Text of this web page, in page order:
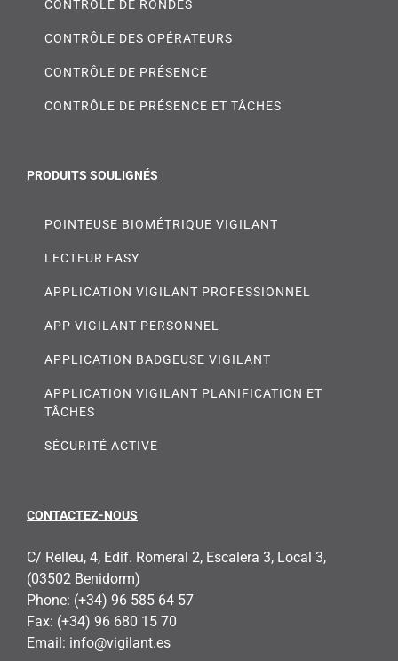
CONTRÔLE DE RONDES
CONTRÔLE DES OPÉRATEURS
CONTRÔLE DE PRÉSENCE
CONTRÔLE DE PRÉSENCE ET TÂCHES
PRODUITS SOULIGNÉS
POINTEUSE BIOMÉTRIQUE VIGILANT
LECTEUR EASY
APPLICATION VIGILANT PROFESSIONNEL
APP VIGILANT PERSONNEL
APPLICATION BADGEUSE VIGILANT
APPLICATION VIGILANT PLANIFICATION ET
TÂCHES
SÉCURITÉ ACTIVE
CONTACTEZ-NOUS
C/ Relleu, 4, Edif. Romeral 2, Escalera 3, Local 3,
(03502 Benidorm)
Phone: (+34) 96 585 64 57
Fax: (+34) 96 680 15 70
Email: info@vigilant.es